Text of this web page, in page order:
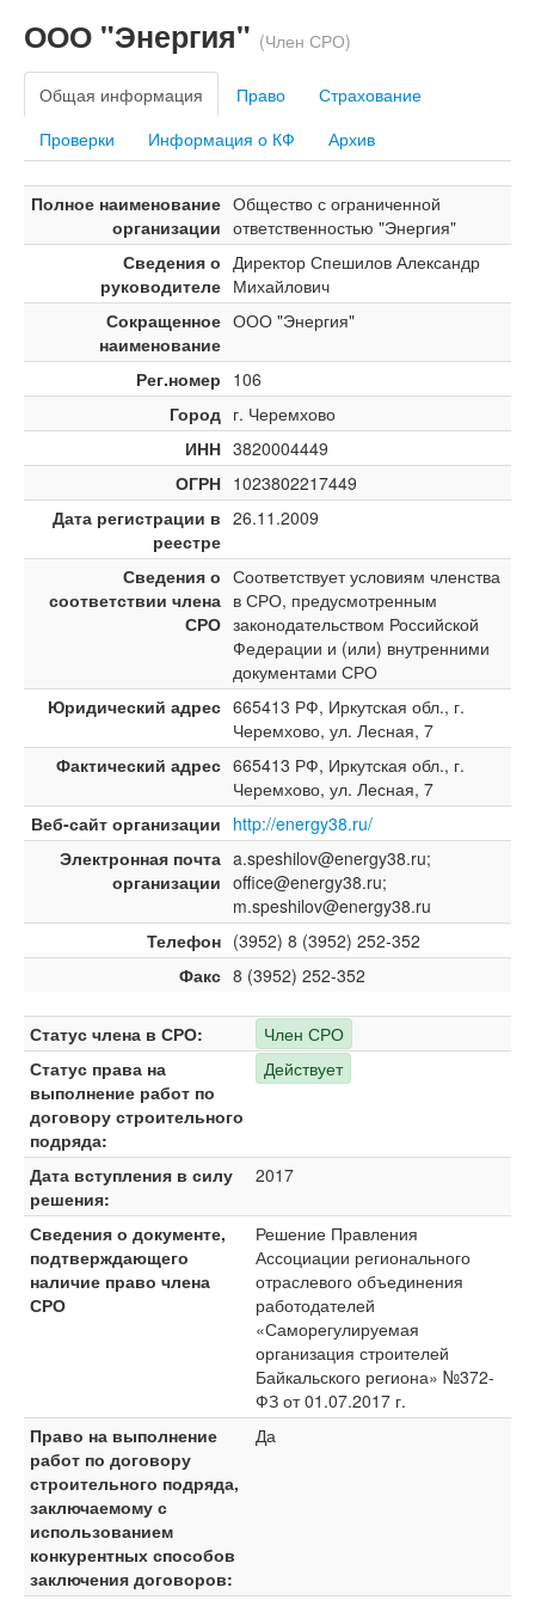
ООО "Энергия" (Член СРО)
Общая информация Право
Страхование
Проверки
Информация о КФ Архив
Полное наименование
организации
Общество с ограниченной
ответственностью "Энергия"
Сведения о
руководителе
Директор Спешилов Александр
Михайлович
Сокращенное
наименование
ООО "Энергия"
Рег.номер 106
Город г. Черемхово
ИНН 3820004449
ОГРН 1023802217449
Дата регистрации в
реестре
26.11.2009
Сведения о
соответствии члена
СРО
Соответствует условиям членства
в СРО, предусмотренным
законодательством Российской
Федерации и (или) внутренними
документами СРО
Юридический адрес 665413 РФ, Иркутская обл., г.
Черемхово, ул. Лесная, 7
Фактический адрес 665413 РФ, Иркутская обл., г.
Черемхово, ул. Лесная, 7
Веб-сайт организации http://energy38.ru/
Электронная почта
организации
a.speshilov@energy38.ru;
office@energy38.ru;
m.speshilov@energy38.ru
Телефон (3952) 8 (3952) 252-352
Факс 8 (3952) 252-352
Статус члена в СРО:
Член СРО
Статус права на
выполнение работ по
договору строительного
подряда:
Действует
Дата вступления в силу
решения:
2017
Сведения о документе,
подтверждающего
наличие право члена
СРО
Решение Правления
Ассоциации регионального
отраслевого объединения
работодателей
«Саморегулируемая
организация строителей
Байкальского региона» №372-
ФЗ от 01.07.2017 г.
Право на выполнение
работ по договору
строительного подряда,
заключаемому с
использованием
конкурентных способов
заключения договоров:
Да